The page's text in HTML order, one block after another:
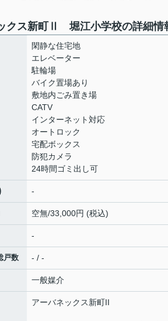
クス新町Ⅱ 堀江小学校の詳細情
閑静な住宅地
エレベーター
駐輪場
バイク置場あり
敷地内ごみ置き場
CATV
インターネット対応
オートロック
宅配ボックス
防犯カメラ
24時間ゴミ出し可
-
空無/33,000円 (税込)
-
戸数 - / -
一般媒介
アーバネックス新町II